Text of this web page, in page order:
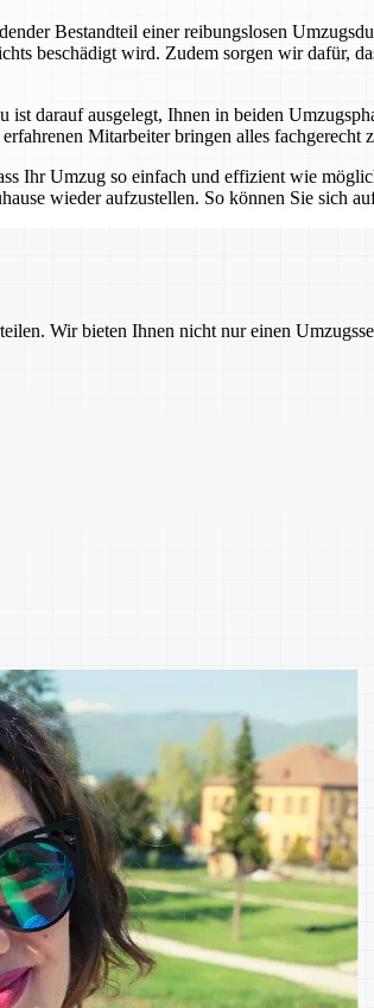
Bestandteil einer reibungslosen
beschädigt wird. Zudem sorgen wir dafür,
ist darauf ausgelegt, Ihnen in beiden
Mitarbeiter bringen alles
Ihr Umzug so einfach und effizient wie
wieder aufzustellen. So können Sie sich
Wir bieten Ihnen nicht nur einen